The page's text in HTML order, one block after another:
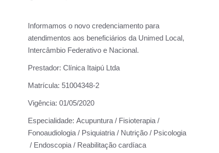
Informamos o novo credenciamento para
atendimentos aos beneficiários da Unimed Local,
Intercâmbio Federativo e Nacional.
Prestador: Clínica Itaipú Ltda
Matrícula: 51004348-2
Vigência: 01/05/2020
Especialidade: Acupuntura / Fisioterapia /
Fonoaudiologia / Psiquiatria / Nutrição / Psicologia
/ Endoscopia / Reabilitação cardíaca